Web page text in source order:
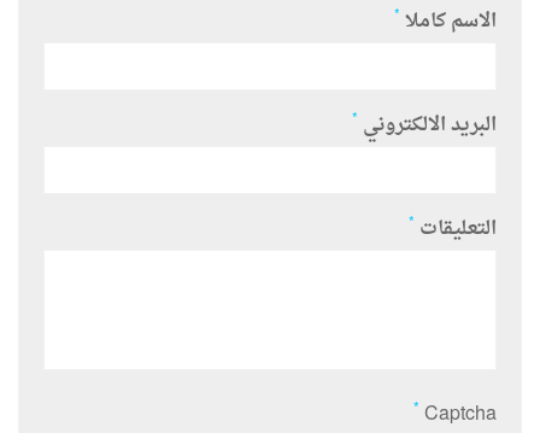
الاسم كاملا *
البريد الالكتروني *
التعليقات *
Captcha
*